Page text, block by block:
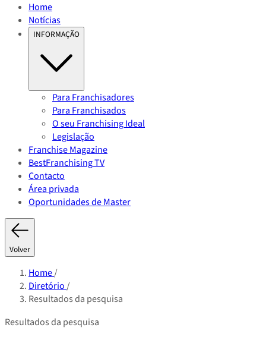
Home
Notícias
INFORMAÇÃO
Para Franchisadores
Para Franchisados
O seu Franchising Ideal
Legislação
Franchise Magazine
BestFranchising TV
Contacto
Área privada
Oportunidades de Master
Volver
Home/
Diretório/
Resultados da pesquisa
Resultados da pesquisa